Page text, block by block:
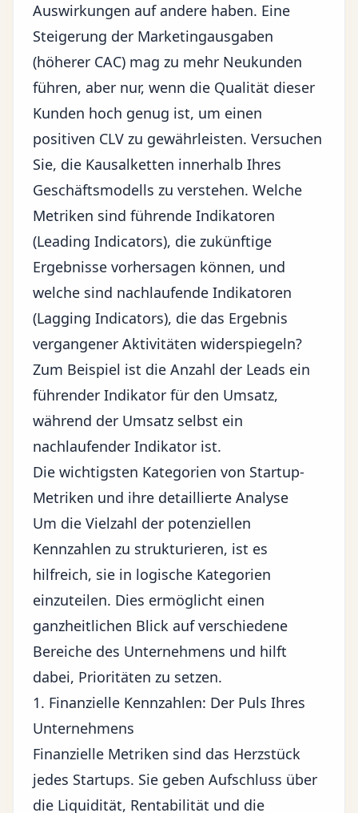
Auswirkungen auf andere haben. Eine
Steigerung der Marketingausgaben
(höherer CAC) mag zu mehr Neukunden
führen, aber nur, wenn die Qualität dieser
Kunden hoch genug ist, um einen
positiven CLV zu gewährleisten. Versuchen
Sie, die Kausalketten innerhalb Ihres
Geschäftsmodells zu verstehen. Welche
Metriken sind führende Indikatoren
(Leading Indicators), die zukünftige
Ergebnisse vorhersagen können, und
welche sind nachlaufende Indikatoren
(Lagging Indicators), die das Ergebnis
vergangener Aktivitäten widerspiegeln?
Zum Beispiel ist die Anzahl der Leads ein
führender Indikator für den Umsatz,
während der Umsatz selbst ein
nachlaufender Indikator ist.
Die wichtigsten Kategorien von Startup-
Metriken und ihre detaillierte Analyse
Um die Vielzahl der potenziellen
Kennzahlen zu strukturieren, ist es
hilfreich, sie in logische Kategorien
einzuteilen. Dies ermöglicht einen
ganzheitlichen Blick auf verschiedene
Bereiche des Unternehmens und hilft
dabei, Prioritäten zu setzen.
1. Finanzielle Kennzahlen: Der Puls Ihres
Unternehmens
Finanzielle Metriken sind das Herzstück
jedes Startups. Sie geben Aufschluss über
die Liquidität, Rentabilität und die